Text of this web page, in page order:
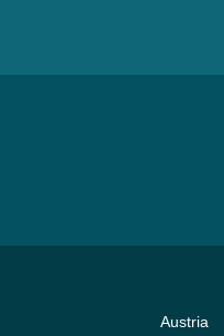
Austria